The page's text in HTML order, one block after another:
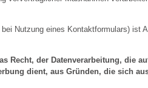
Nutzung eines Kontaktformulars) ist
Recht, der Datenverarbeitung, die
dient, aus Gründen, die sich